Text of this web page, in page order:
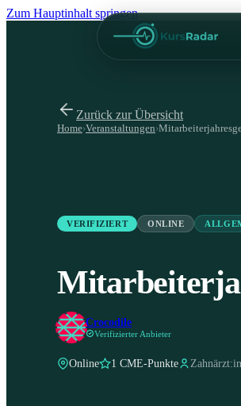
Zum Hauptinhalt springen
Zurück zur Übersicht
Home›Veranstaltungen›
VERIFIZIERT ONLINE
Crocodile
Verifizierter Anbieter
Online 1 CME-Punkte